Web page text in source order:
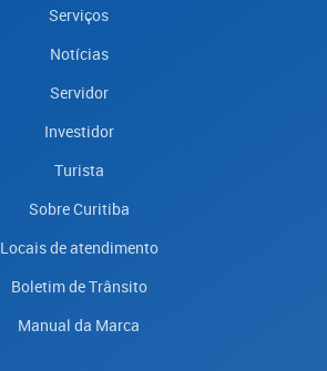
Serviços
Notícias
Servidor
Investidor
Turista
Sobre Curitiba
Locais de atendimento
Boletim de Trânsito
Manual da Marca